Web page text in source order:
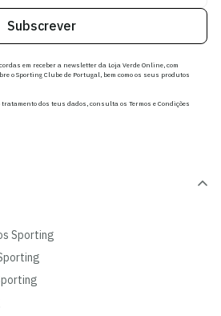
Subscrever
em receber a newsletter da Loja Verde Online, com
o Sporting Clube de Portugal, bem como os seus produtos
dos teus dados, consulta os Termos e Condições
Sporting